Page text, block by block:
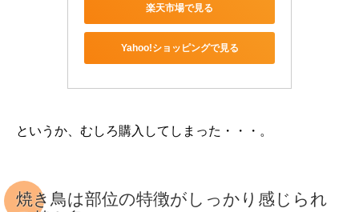
楽天市場で見る
Yahoo!ショッピングで見る
というか、むしろ購入してしまった・・・。
焼き鳥は部位の特徴がしっかり感じられ